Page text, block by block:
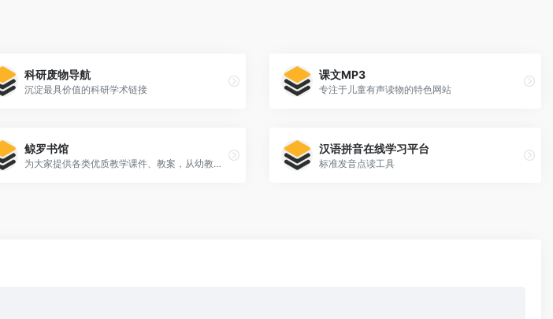
科研废物导航
沉淀最具价值的科研学术链接
课文MP3
专注于儿童有声读物的特色网站
鲸罗书馆
为大家提供各类优质教学课件、教案，从幼教到高中主课、音体美，文档涵盖全方面
汉语拼音在线学习平台
标准发音点读工具